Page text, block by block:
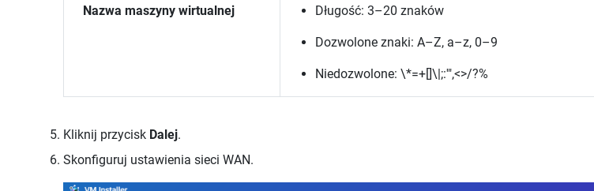
Nazwa maszyny wirtualnej Długość: 3–20 znaków
Dozwolone znaki: A–Z, a–z, 0–9
Niedozwolone: \*=+[]\|;:'",<>/?%
Kliknij przycisk Dalej.
Skonfiguruj ustawienia sieci WAN.